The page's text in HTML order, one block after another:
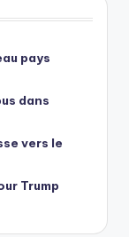
pays
dans
vers le
Trump